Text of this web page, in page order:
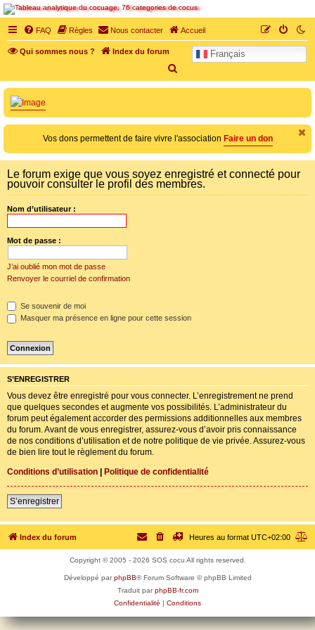
SOS cocu
SOS cocu est une association loi 1901 dont l'objet est le soutien aux victimes d'adultère.
Pouvoir parler, se confier, recevoir un soutien moral pour traverser une situation
FAQ Règles Nous contacter Accueil
Qui sommes nous ? Index du forum Français
h
e
r
h
Vos dons permettent de faire vivre l'association Faire un don
Le forum exige que vous soyez enregistré et connecté pour
pouvoir consulter le profil des membres.
Nom d’utilisateur :
Mot de passe :
a
f
e
o
d
e
p
a
s
e
J’ai oublié mon mot de passe
Renvoyer le courriel de confirmation
Se souvenir de moi
Masquer ma présence en ligne pour cette session
S’ENREGISTRER
Vous devez être enregistré pour vous connecter. L’enregistrement ne prend
que quelques secondes et augmente vos possibilités. L’administrateur du
forum peut également accorder des permissions additionnelles aux membres
du forum. Avant de vous enregistrer, assurez-vous d’avoir pris connaissance
de nos conditions d’utilisation et de notre politique de vie privée. Assurez-vous
de bien lire tout le règlement du forum.
Conditions d’utilisation | Politique de confidentialité
S’enregistrer
Index du forum Heures au format UTC+02:00
Copyright © 2005 - 2026 SOS cocu All rights reserved.
Développé parphpBB® Forum Software © phpBB Limited
Traduit parphpBB-fr.com
Confidentialité | Conditions